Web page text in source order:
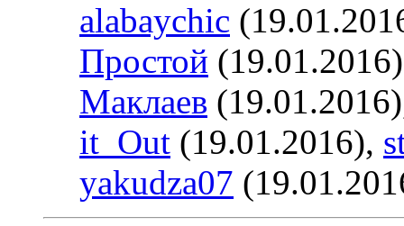
alabaychic
Простой
Маклаев
it_Out (19.01.2016),
yakudza07